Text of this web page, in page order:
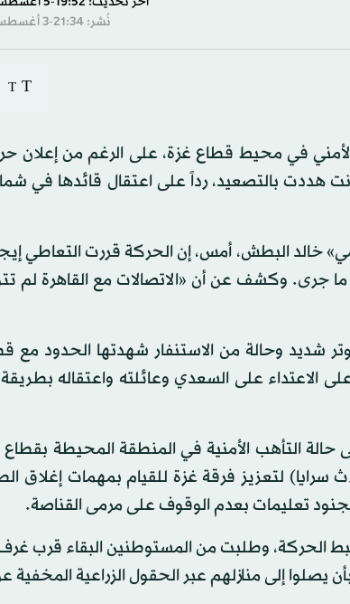
نُشر: 21:34-3 أغسطس 2022 م ـ 06 مُحرَّم 1444 هـ
T
T
الأمني في محيط قطاع غزة، على الرغم من إعلان
هددت بالتصعيد، رداً على اعتقال قائدها في
خالد البطش، أمس، إن الحركة قررت التعاطي
ما جرى. وكشف عن أن «الاتصالات مع القاهرة لم
شديد وحالة من الاستنفار شهدتها الحدود مع
على الاعتداء على السعدي وعائلته واعتقاله
على حالة التأهب الأمنية في المنطقة المحيطة
100 جندي احتياط (ثلاث سرايا) لتعزيز فرقة غزة للقيام
تعليمات بعدم الوقوف على مرمى القناصة.
الحركة، وطلبت من المستوطنين البقاء قرب